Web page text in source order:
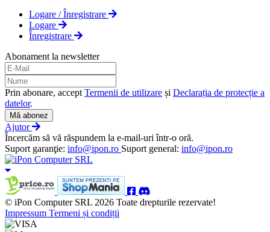
Logare / Înregistrare
Logare
Înregistrare
Abonament la newsletter
Prin abonare, accept Termenii de utilizare și Declarația de protecție a
datelor.
Mă abonez
Ajutor
Încercăm să vă răspundem la e-mail-uri într-o oră.
Suport garanţie: info@ipon.ro Suport general: info@ipon.ro
© iPon Computer SRL 2026 Toate drepturile rezervate!
Impressum Termeni și condiții